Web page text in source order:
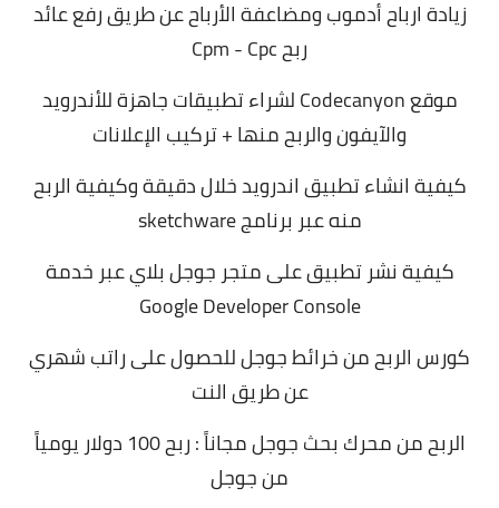
زيادة ارباح أدموب ومضاعفة الأرباح عن طريق رفع عائد
ربح Cpm - Cpc
موقع Codecanyon لشراء تطبيقات جاهزة للأندرويد
والآيفون والربح منها + تركيب الإعلانات
كيفية انشاء تطبيق اندرويد خلال دقيقة وكيفية الربح
منه عبر برنامج sketchware
كيفية نشر تطبيق على متجر جوجل بلاي عبر خدمة
Google Developer Console
كورس الربح من خرائط جوجل للحصول على راتب شهري
عن طريق النت
الربح من محرك بحث جوجل مجاناً : ربح 100 دولار يومياً
من جوجل